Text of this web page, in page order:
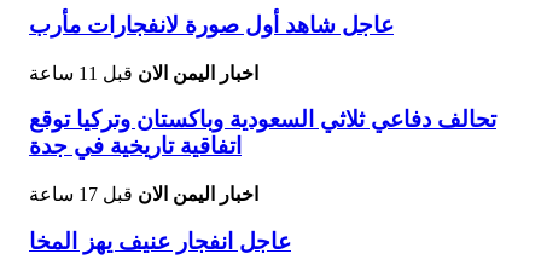
عاجل شاهد أول صورة لانفجارات مأرب
اخبار اليمن الان قبل 11 ساعة
تحالف دفاعي ثلاثي السعودية وباكستان وتركيا توقع
اتفاقية تاريخية في جدة
اخبار اليمن الان قبل 17 ساعة
عاجل انفجار عنيف يهز المخا